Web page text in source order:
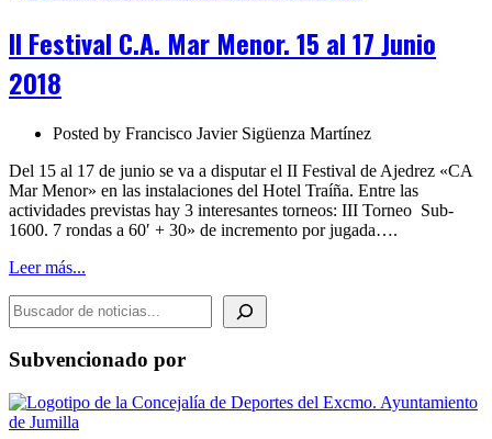
Mar
17
2018
II Festival C.A. Mar Menor. 15 al 17 Junio
2018
Posted by Francisco Javier Sigüenza Martínez
Del 15 al 17 de junio se va a disputar el II Festival de Ajedrez «CA
Mar Menor» en las instalaciones del Hotel Traíña. Entre las
actividades previstas hay 3 interesantes torneos: III Torneo Sub-
1600. 7 rondas a 60′ + 30» de incremento por jugada….
Leer más...
BUSCADOR DE NOTICIAS
Subvencionado por